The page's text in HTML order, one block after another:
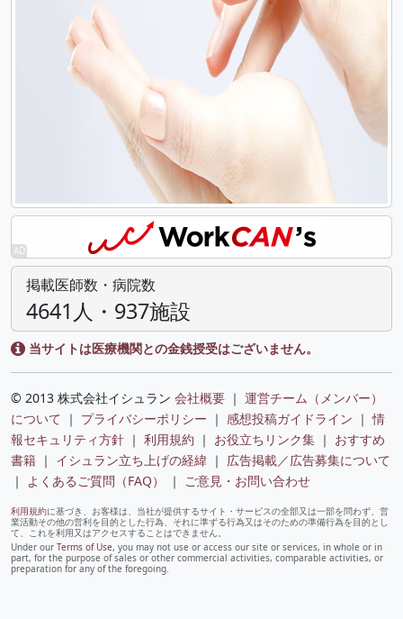
掲載医師数・病院数
4641人・937施設
当サイトは医療機関との金銭授受はございません。
© 2013 株式会社イシュラン 会社概要 ｜ 運営チーム（メンバー）
について ｜ プライバシーポリシー ｜ 感想投稿ガイドライン ｜情
報セキュリティ方針 ｜ 利用規約 ｜ お役立ちリンク集 ｜ おすすめ
書籍 ｜ イシュラン立ち上げの経緯 ｜ 広告掲載／広告募集について
｜ よくあるご質問（FAQ） ｜ ご意見・お問い合わせ
利用規約に基づき、お客様は、当社が提供するサイト・サービスの全部又は一部を問わず、営
業活動その他の営利を目的とした行為、それに準ずる行為又はそのための準備行為を目的とし
て、これを利用又はアクセスすることはできません。
Under our Terms of Use, you may not use or access our site or services, in whole or in
part, for the purpose of sales or other commercial activities, comparable activities, or
preparation for any of the foregoing.